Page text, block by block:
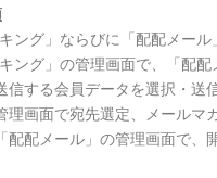
ング」ならびに「配配メール
ング」の管理画面で、「配配
する会員データを選択・送
画面で宛先選定、メールマ
配メール」の管理画面で、